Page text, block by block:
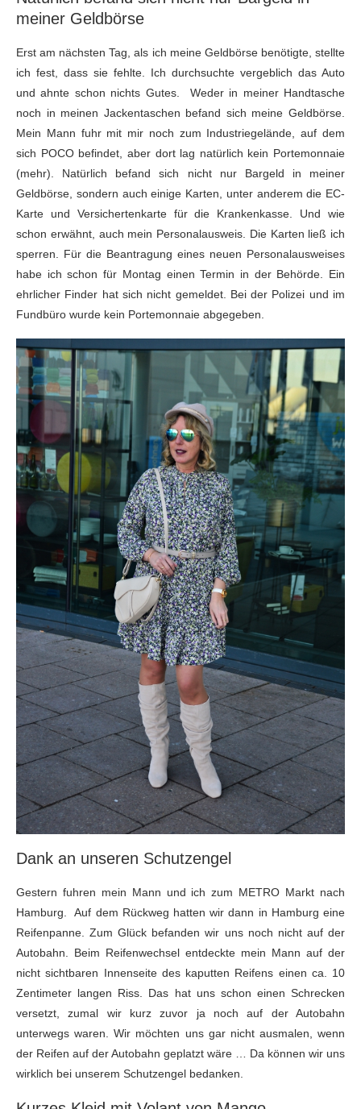
meiner Geldbörse
Erst am nächsten Tag, als ich meine Geldbörse benötigte, stellte
ich fest, dass sie fehlte. Ich durchsuchte vergeblich das Auto
und ahnte schon nichts Gutes. Weder in meiner Handtasche
noch in meinen Jackentaschen befand sich meine Geldbörse.
Mein Mann fuhr mit mir noch zum Industriegelände, auf dem
sich POCO befindet, aber dort lag natürlich kein Portemonnaie
(mehr). Natürlich befand sich nicht nur Bargeld in meiner
Geldbörse, sondern auch einige Karten, unter anderem die EC-
Karte und Versichertenkarte für die Krankenkasse. Und wie
schon erwähnt, auch mein Personalausweis. Die Karten ließ ich
sperren. Für die Beantragung eines neuen Personalausweises
habe ich schon für Montag einen Termin in der Behörde. Ein
ehrlicher Finder hat sich nicht gemeldet. Bei der Polizei und im
Fundbüro wurde kein Portemonnaie abgegeben.
Dank an unseren Schutzengel
Gestern fuhren mein Mann und ich zum METRO Markt nach
Hamburg. Auf dem Rückweg hatten wir dann in Hamburg eine
Reifenpanne. Zum Glück befanden wir uns noch nicht auf der
Autobahn. Beim Reifenwechsel entdeckte mein Mann auf der
nicht sichtbaren Innenseite des kaputten Reifens einen ca. 10
Zentimeter langen Riss. Das hat uns schon einen Schrecken
versetzt, zumal wir kurz zuvor ja noch auf der Autobahn
unterwegs waren. Wir möchten uns gar nicht ausmalen, wenn
der Reifen auf der Autobahn geplatzt wäre … Da können wir uns
wirklich bei unserem Schutzengel bedanken.